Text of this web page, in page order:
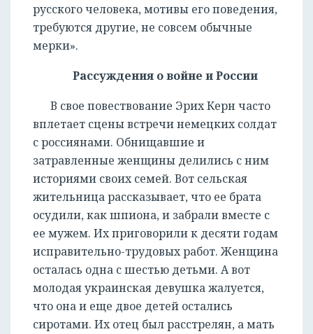
русского человека, мотивы его поведения,
требуются другие, не совсем обычные
мерки».
Рассуждения о войне и России
В свое повествование Эрих Керн часто
вплетает сцены встречи немецких солдат
с россиянами. Обнищавшие и
затравленные женщины делились с ним
историями своих семей. Вот сельская
жительница рассказывает, что ее брата
осудили, как шпиона, и забрали вместе с
ее мужем. Их приговорили к десяти годам
исправительно-трудовых работ. Женщина
осталась одна с шестью детьми. А вот
молодая украинская девушка жалуется,
что она и еще двое детей остались
сиротами. Их отец был расстрелян, а мать
РЕГИСТРАЦИЯ